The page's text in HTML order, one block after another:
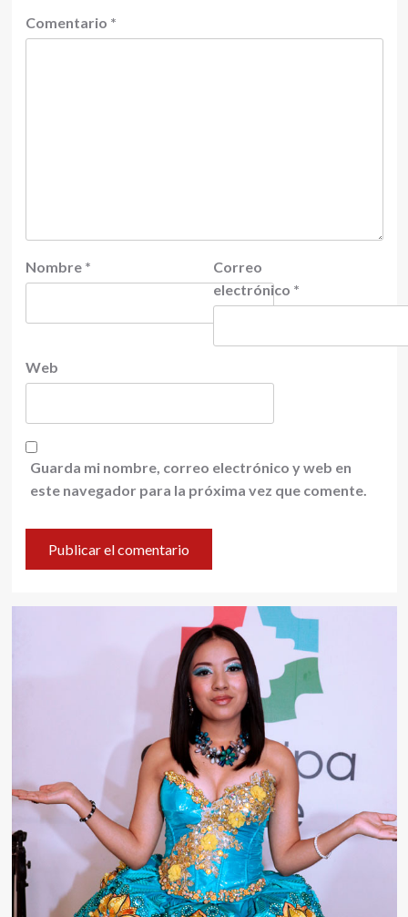
Comentario *
Nombre *
Correo
electrónico *
Web
Guarda mi nombre, correo electrónico y web en
este navegador para la próxima vez que comente.